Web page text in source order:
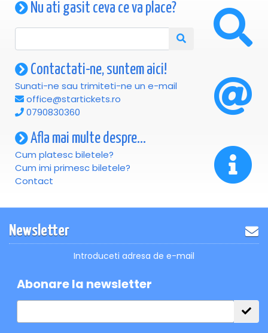
Nu ati gasit ceva ce va place?
Contactati-ne, suntem aici!
Sunati-ne sau trimiteti-ne un e-mail
office@startickets.ro
0790830360
Afla mai multe despre...
Cum platesc biletele?
Cum imi primesc biletele?
Contact
Newsletter
Introduceti adresa de e-mail
Abonare la newsletter